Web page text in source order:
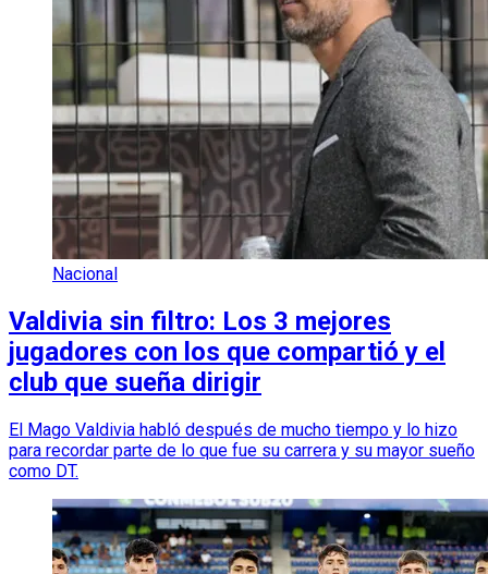
Nacional
Valdivia sin filtro: Los 3 mejores
jugadores con los que compartió y el
club que sueña dirigir
El Mago Valdivia habló después de mucho tiempo y lo hizo
para recordar parte de lo que fue su carrera y su mayor sueño
como DT.